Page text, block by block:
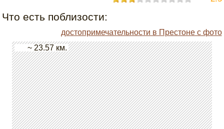
Что есть поблизости:
достопримечательности в Престоне с фото
~ 23.57 км.